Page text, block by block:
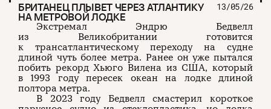
БРИТАНЕЦ ПЛЫВЕТ ЧЕРЕЗ АТЛАНТИКУ
НА МЕТРОВОЙ ЛОДКЕ
13/05/26
Экстремал Эндрю Бедвелл
из Великобритании готовится
к трансатлантическому переходу на судне
длиной чуть более метра. Ранее он уже пытался
побить рекорд Хьюго Вилена из США, который
в 1993 году пересек океан на лодке длиной
полтора метра.
В 2023 году Бедвелл смастерил короткое